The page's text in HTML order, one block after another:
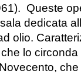
Queste
dedicata
olio.
lo circonda